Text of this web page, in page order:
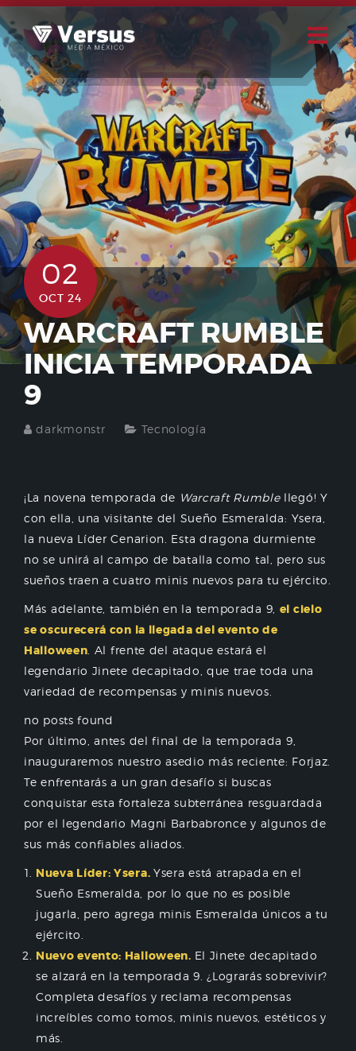
Skip
to
content
Buscar
Usuario
02
OCT 24
WARCRAFT RUMBLE
INICIA TEMPORADA
9
darkmonstr Tecnología
¡La novena temporada de Warcraft Rumblellegó! Y
con ella, una visitante del Sueño Esmeralda: Ysera,
la nueva Líder Cenarion. Esta dragona durmiente
no se unirá al campo de batalla como tal, pero sus
sueños traen a cuatro minis nuevos para tu ejército.
Más adelante, también en la temporada 9, el cielo
se oscurecerá con la llegada del evento de
Halloween . Al frente del ataque estará el
legendario Jinete decapitado, que trae toda una
variedad de recompensas y minis nuevos.
no posts found
Por último, antes del final de la temporada 9,
inauguraremos nuestro asedio más reciente: Forjaz.
Te enfrentarás a un gran desafío si buscas
conquistar esta fortaleza subterránea resguardada
por el legendario Magni Barbabronce y algunos de
sus más confiables aliados.
Nueva Líder: Ysera. Ysera está atrapada en el
Sueño Esmeralda, por lo que no es posible
jugarla, pero agrega minis Esmeralda únicos a tu
ejército.
Nuevo evento: Halloween. El Jinete decapitado
se alzará en la temporada 9. ¿Lograrás sobrevivir?
Completa desafíos y reclama recompensas
increíbles como tomos, minis nuevos, estéticos y
más.